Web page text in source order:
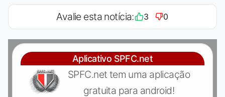
Avalie esta notícia: 3 0
Aplicativo SPFC.net
SPFC.net tem uma aplicação
gratuita para android!